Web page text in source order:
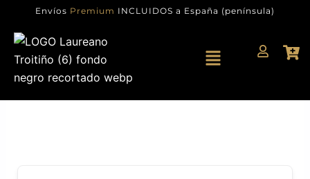
contenido
Envíos Premium INCLUIDOS a España (península)
Menú